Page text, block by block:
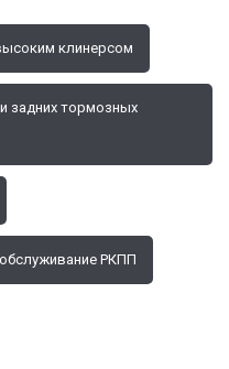
клинерсом
задних тормозных
РКПП